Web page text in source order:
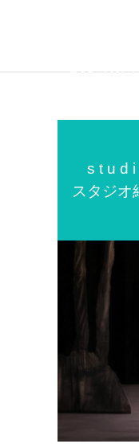
第80回全国舞踊コンクール
s t u d i
スタジオ